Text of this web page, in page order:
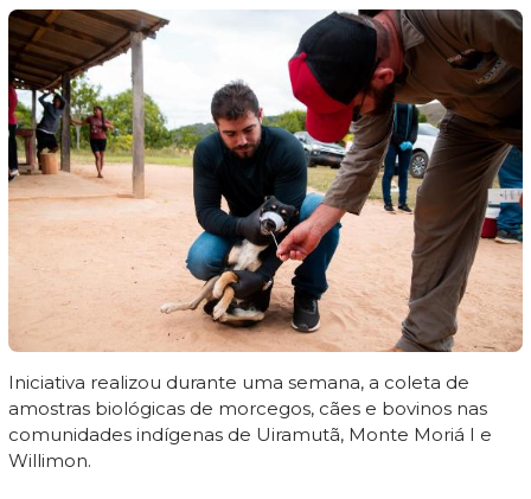
Iniciativa realizou durante uma semana, a coleta de
amostras biológicas de morcegos, cães e bovinos nas
comunidades indígenas de Uiramutã, Monte Moriá I e
Willimon.